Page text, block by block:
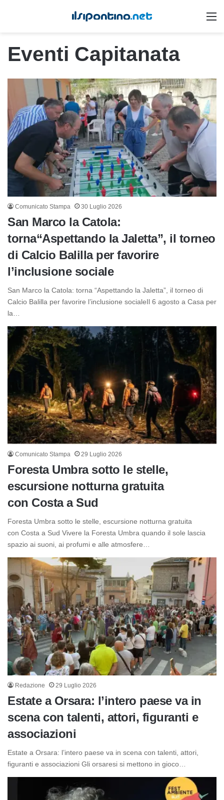
Eventi Capitanata
Comunicato Stampa 30 Luglio 2026
San Marco la Catola:
torna“Aspettando la Jaletta”, il torneo
di Calcio Balilla per favorire
l’inclusione sociale
San Marco la Catola: torna “Aspettando la Jaletta”, il torneo di
Calcio Balilla per favorire l’inclusione socialeIl 6 agosto a Casa per
la…
Comunicato Stampa 29 Luglio 2026
Foresta Umbra sotto le stelle,
escursione notturna gratuita
con Costa a Sud
Foresta Umbra sotto le stelle, escursione notturna gratuita
con Costa a Sud Vivere la Foresta Umbra quando il sole lascia
spazio ai suoni, ai profumi e alle atmosfere…
Redazione 29 Luglio 2026
Estate a Orsara: l’intero paese va in
scena con talenti, attori, figuranti e
associazioni
Estate a Orsara: l’intero paese va in scena con talenti, attori,
figuranti e associazioni Gli orsaresi si mettono in gioco…